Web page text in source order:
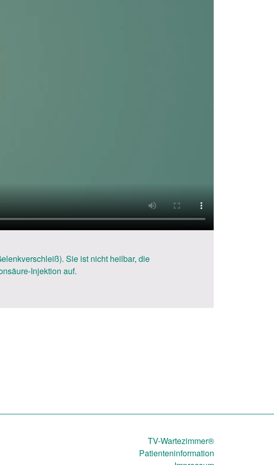
Sie ist nicht heilbar, die
Injektion auf.
TV-Wartezimmer®
Patienteninformation